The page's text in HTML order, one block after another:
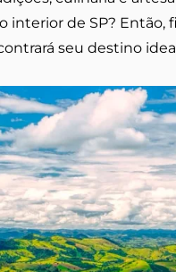
interior de SP? Então,
seu destino